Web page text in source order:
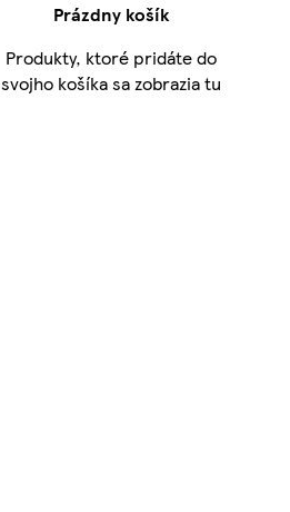
Prázdny košík
Produkty, ktoré pridáte do
svojho košíka sa zobrazia tu